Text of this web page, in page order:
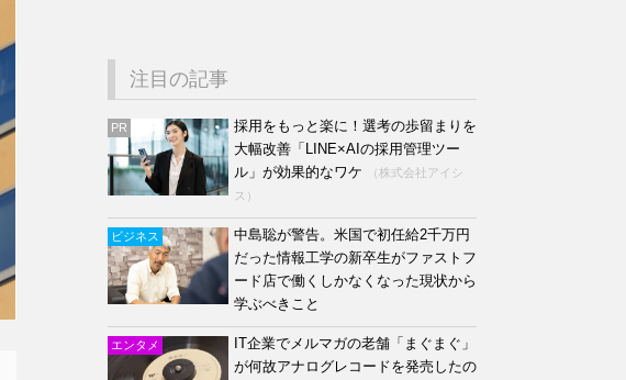
注目の記事
PR
採用をもっと楽に！選考の歩留まりを
大幅改善「LINE×AIの採用管理ツー
ル」が効果的なワケ
（株式会社アイシ
ス）
ビジネス
中島聡が警告。米国で初任給2千万円
だった情報工学の新卒生がファストフ
ード店で働くしかなくなった現状から
学ぶべきこと
エンタメ
IT企業でメルマガの老舗「まぐまぐ」
が何故アナログレコードを発売したの